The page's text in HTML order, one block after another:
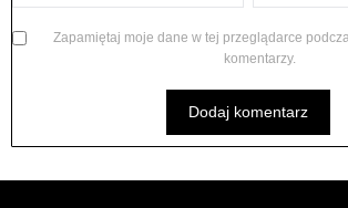
Zapamiętaj moje dane w tej przeglądarce
komentarzy.